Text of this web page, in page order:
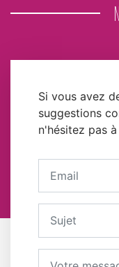
Si vous avez
suggestions
n'hésitez pas